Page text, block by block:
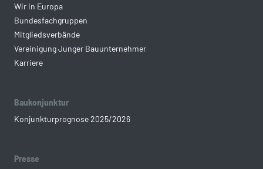
Wir in Europa
Bundesfachgruppen
Mitgliedsverbände
Vereinigung Junger Bauunternehmer
Karriere
Baukonjunktur
Konjunkturprognose 2025/2026
Presse